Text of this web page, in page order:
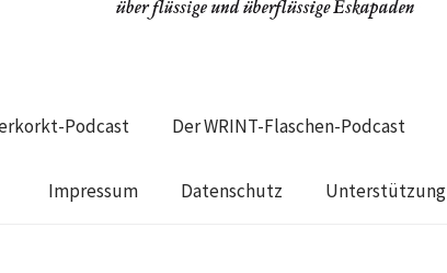
Podcast Der WRINT-Flaschen-Podcast
Impressum Datenschutz Unterstützung